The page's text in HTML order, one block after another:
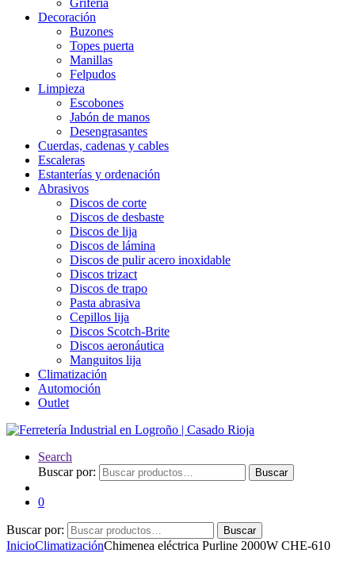
Grifería
Decoración
Buzones
Topes puerta
Manillas
Felpudos
Limpieza
Escobones
Jabón de manos
Desengrasantes
Cuerdas, cadenas y cables
Escaleras
Estanterías y ordenación
Abrasivos
Discos de corte
Discos de desbaste
Discos de lija
Discos de lámina
Discos de pulir acero inoxidable
Discos trizact
Discos de trapo
Pasta abrasiva
Cepillos lija
Discos Scotch-Brite
Discos aeronáutica
Manguitos lija
Climatización
Automoción
Outlet
Search
Buscar por:
Buscar
0
Buscar por: Buscar
InicioClimatizaciónChimenea eléctrica Purline 2000W CHE-610